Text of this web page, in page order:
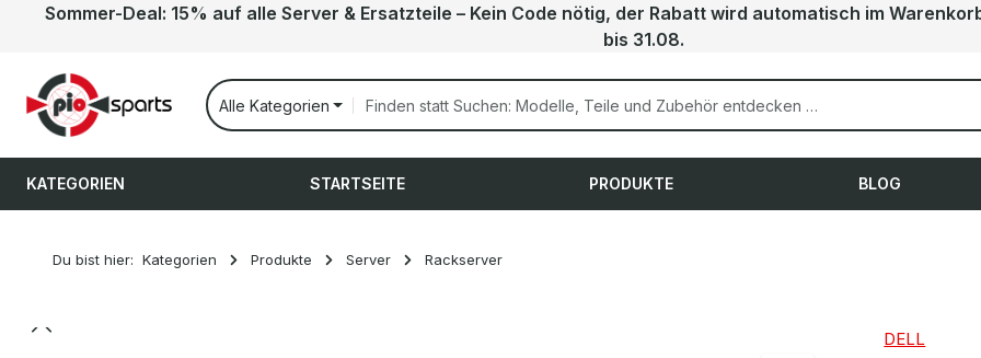
Hauptinhalt springen
Zur Suche springen
Zur Hauptnavigation springen
Sommer-Deal: 15% auf alle Server & Ersatzteile – Kein Code nötig, der Rabatt wird automatisch im
bis 31.08.
Alle Kategorien
KATEGORIEN STARTSEITE PRODUKTE BLOG
Du bist hier: Kategorien Produkte Server Rackserver
Bildergalerie überspringen DELL